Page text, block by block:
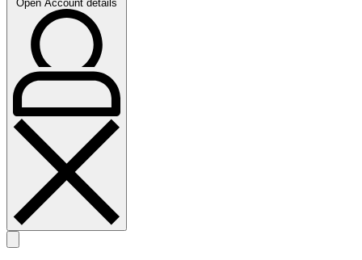
Open Account details